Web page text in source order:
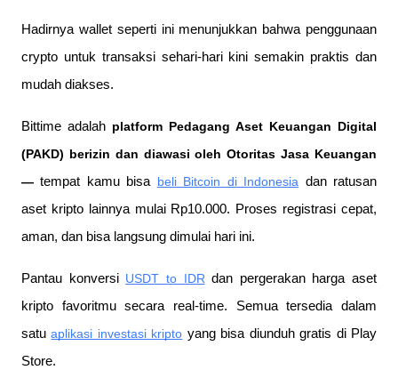
Hadirnya wallet seperti ini menunjukkan bahwa penggunaan
crypto untuk transaksi sehari-hari kini semakin praktis dan
mudah diakses.
Bittime adalah platform Pedagang Aset Keuangan Digital
(PAKD) berizin dan diawasi oleh Otoritas Jasa Keuangan
— tempat kamu bisa beli Bitcoin di Indonesia dan ratusan
aset kripto lainnya mulai Rp10.000. Proses registrasi cepat,
aman, dan bisa langsung dimulai hari ini.
Pantau konversi USDT to IDR dan pergerakan harga aset
kripto favoritmu secara real-time. Semua tersedia dalam
satu aplikasi investasi kripto yang bisa diunduh gratis di Play
Store.